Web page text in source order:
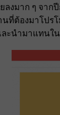
งมาก ๆ จาก
นที่ต้องมาโปร
ะนำมาแทนใ